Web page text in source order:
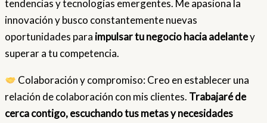
tendencias y tecnologías emergentes. Me apasiona la
innovación y busco constantemente nuevas
oportunidades para impulsar tu negocio hacia adelantey
superar a tu competencia.
Colaboración y compromiso: Creo en establecer una
relación de colaboración con mis clientes. Trabajaré de
cerca contigo, escuchando tus metas y necesidades